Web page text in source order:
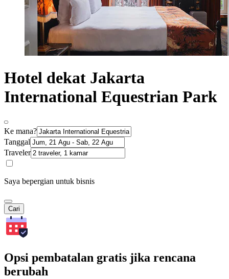
Hotel dekat Jakarta
International Equestrian Park
Ke mana?
Tanggal
Traveler
Saya bepergian untuk bisnis
Cari
Opsi pembatalan gratis jika rencana
berubah